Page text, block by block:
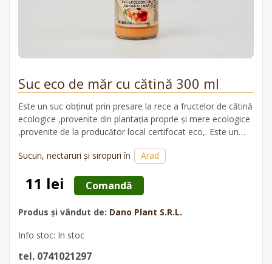
Suc eco de măr cu cătină 300 ml
Este un suc obținut prin presare la rece a fructelor de cătină
ecologice ,provenite din plantația proprie și mere ecologice
,provenite de la producător local certifocat eco,. Este un
Sucuri, nectaruri și siropuri în Arad
11 lei Comandă
Produs și vândut de: Dano Plant S.R.L.
Info stoc: In stoc
tel. 0741021297